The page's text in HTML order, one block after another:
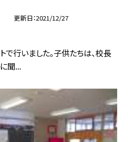
更新日 2021/12/27
で行いました。子供たちは、校長
聞...